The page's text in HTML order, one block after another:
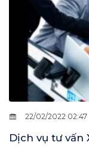
22/02/2022 02:47
Dịch vụ tư vấn